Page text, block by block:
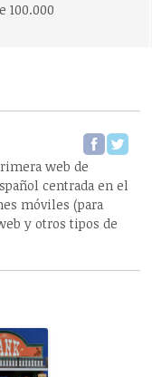
100.000
web de
centrada en el
móviles (para
y otros tipos de